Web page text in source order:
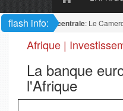
flash info:
Afrique centrale: Le
Afrique |
La banque
l'Afrique